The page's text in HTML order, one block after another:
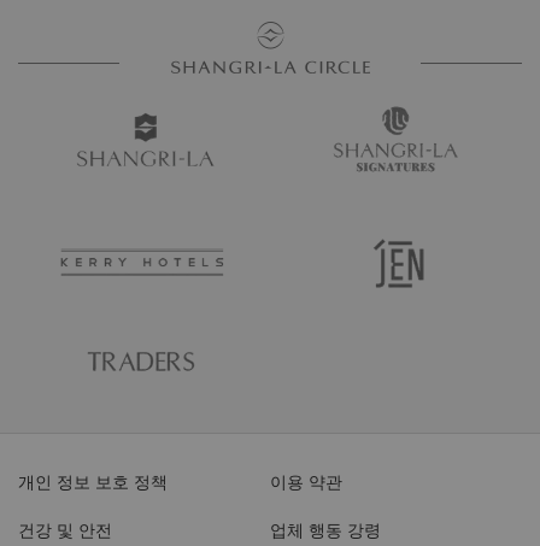
개인 정보 보호 정책 이용 약관
건강 및 안전 업체 행동 강령